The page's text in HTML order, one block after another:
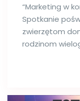
“Marketing w
Spotkanie
zwierzętom
rodzinom